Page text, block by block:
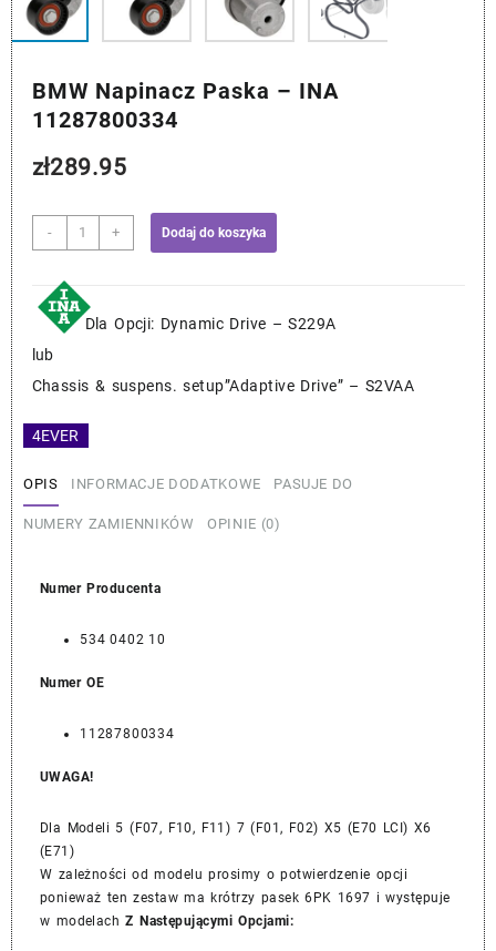
4EVER
BMW Napinacz Paska – INA
11287800334
zł289.95
-
ilość
BMW
Paska
-
+ Dodaj do koszyka
Dla Opcji: Dynamic Drive – S229A
lub
Chassis & suspens. setup”Adaptive Drive” – S2VAA
OPIS INFORMACJE DODATKOWE PASUJE DO
NUMERY ZAMIENNIKÓW OPINIE (0)
Numer Producenta
534 0402 10
Numer OE
11287800334
UWAGA!
Dla Modeli 5 (F07, F10, F11) 7 (F01, F02) X5 (E70 LCI) X6
(E71)
W zależności od modelu prosimy o potwierdzenie opcji
ponieważ ten zestaw ma krótrzy pasek 6PK 1697 i występuje
w modelachZ Następującymi Opcjami: